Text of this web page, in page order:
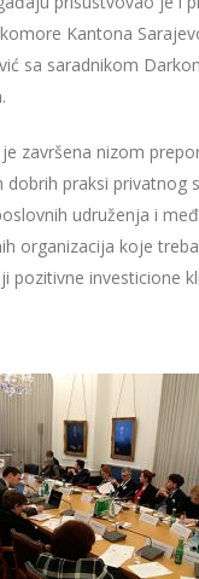
Kantona
sa saradnikom
završena nizom
dobrih praksi privatnog
udruženja i
organizacija koje
pozitivne investicione